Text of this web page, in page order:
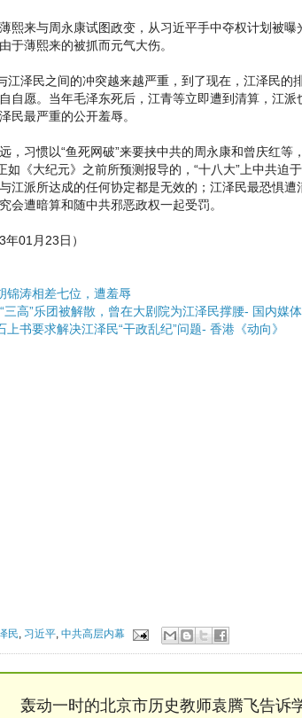
熙来与周永康试图政变，从习近平手中夺权计划被
于薄熙来的被抓而元气大伤。
江泽民之间的冲突越来越严重，到了现在，江泽民的
自愿。当年毛泽东死后，江青等立即遭到清算，江派
民最严重的公开羞辱。
，习惯以“鱼死网破”来要挟中共的周永康和曾庆红等
如《大纪元》之前所预测报导的，“十八大”上中共迫
江派所达成的任何协定都是无效的；江泽民最恐惧
会遭暗算和随中共邪恶政权一起受罚。
年01月23日）
锦涛相差七位，遭羞辱
三高”乐团被解散，曾在大剧院为江泽民撑腰- 国内媒体
书要求解决江泽民“干政乱纪”问题- 香港《动向》
民 习近平 ,中共高层内幕
轰动一时的北京市历史教师袁腾飞告诉